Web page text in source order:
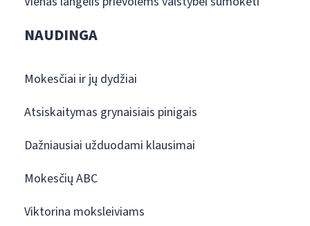
NAUDINGA
Mokesčiai ir jų dydžiai
Atsiskaitymas grynaisiais pinigais
Dažniausiai užduodami klausimai
Mokesčių ABC
Viktorina moksleiviams